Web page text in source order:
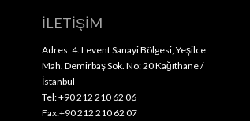
İLETİŞİM
Adres: 4. Levent Sanayi Bölgesi, Yeşilce
Mah. Demirbaş Sok. No: 20 Kağıthane /
İstanbul
Tel: +90 212 210 62 06
Fax:+90 212 210 62 07